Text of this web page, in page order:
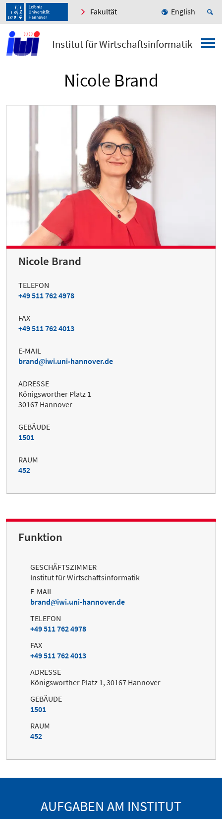
Fakultät English
Institut für Wirtschaftsinformatik
Nicole Brand
Nicole Brand
TELEFON
+49 511 762 4978
FAX
+49 511 762 4013
E-MAIL
brand
iwi.uni-hannover.de
ADRESSE
Königsworther Platz 1
30167 Hannover
GEBÄUDE
1501
RAUM
452
Funktion
GESCHÄFTSZIMMER
Institut für Wirtschaftsinformatik
E-MAIL
brand
iwi.uni-hannover.de
TELEFON
+49 511 762 4978
FAX
+49 511 762 4013
ADRESSE
Königsworther Platz 1, 30167 Hannover
GEBÄUDE
1501
RAUM
452
AUFGABEN AM INSTITUT